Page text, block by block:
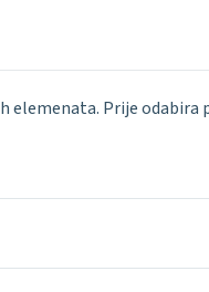
elemenata. Prije